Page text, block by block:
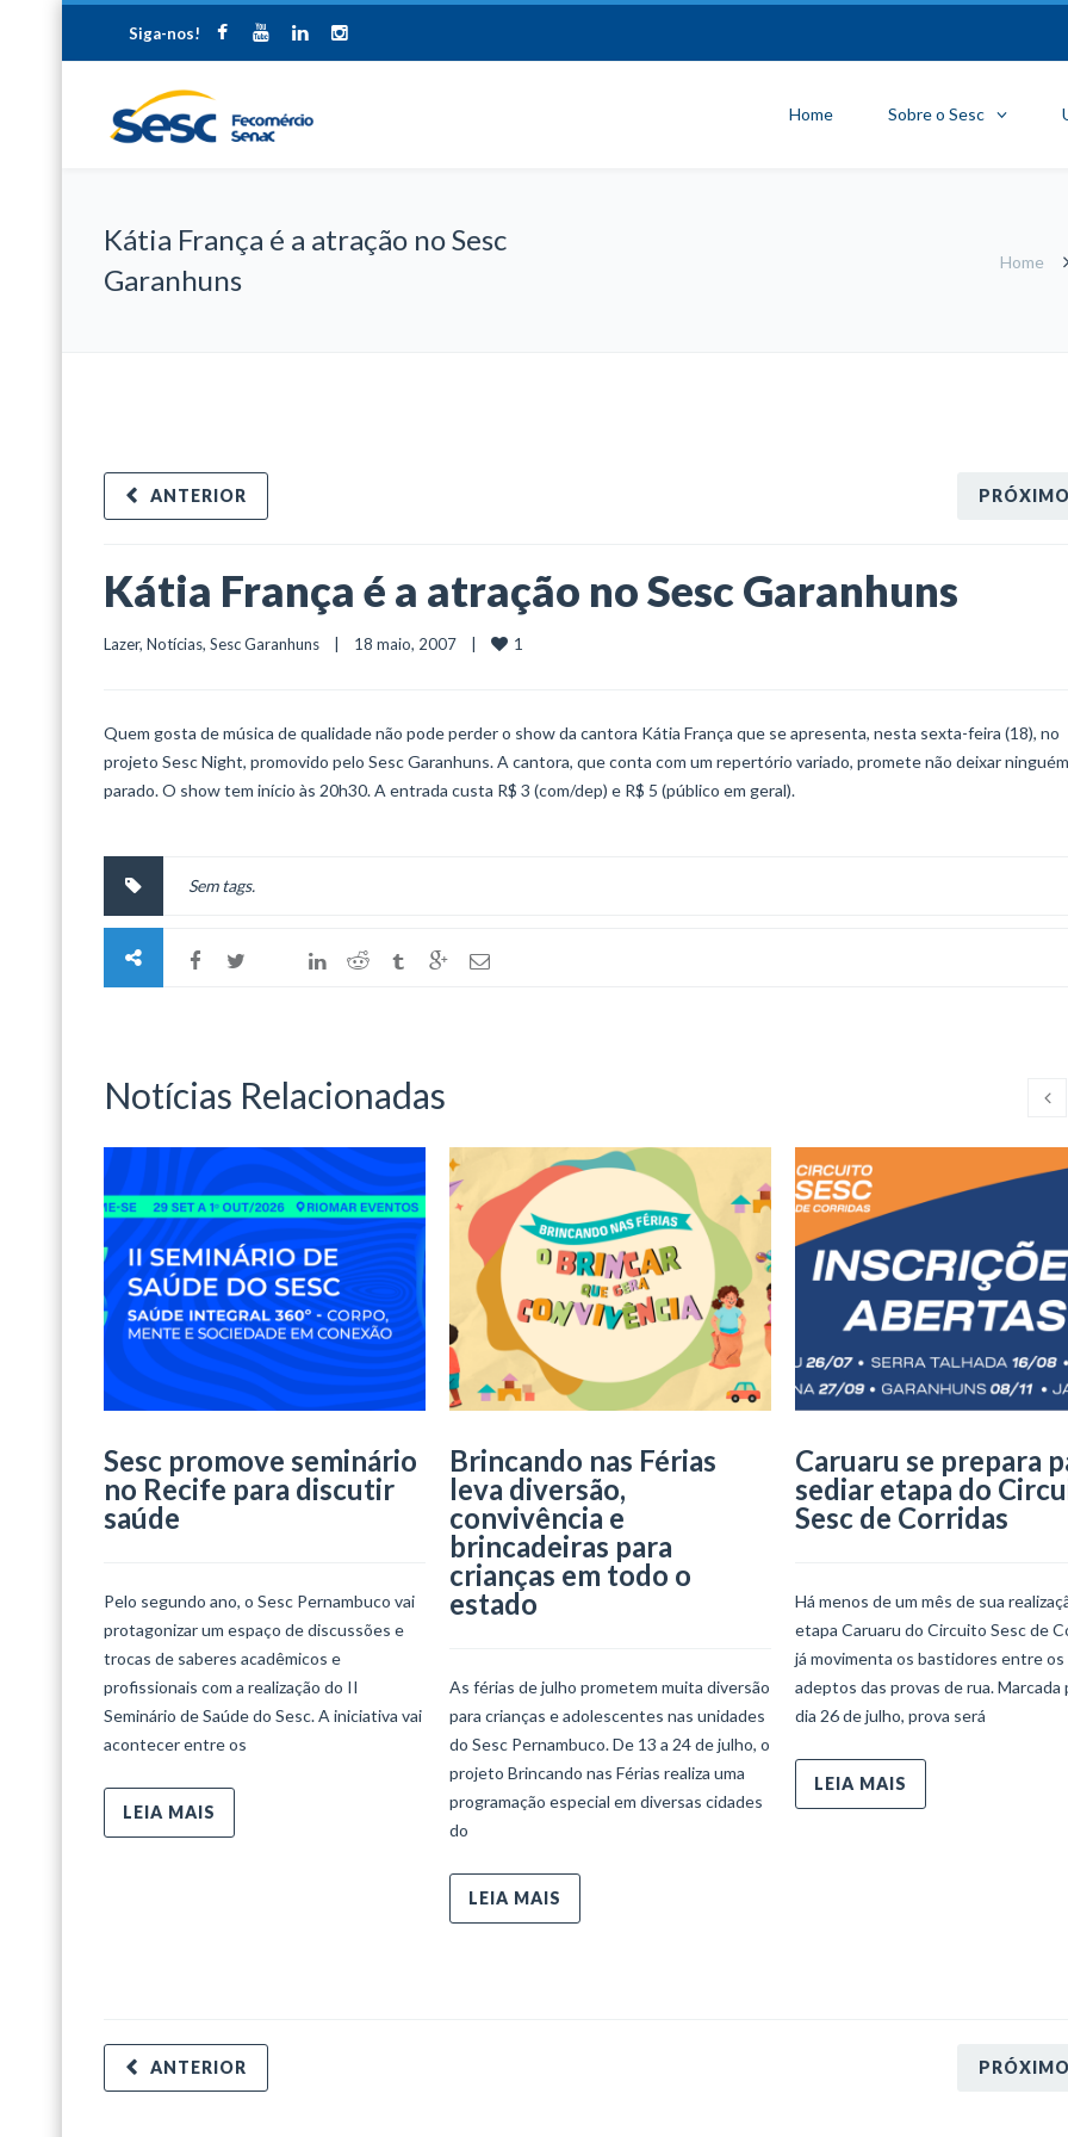
Siga-nos!
Home Sobre o Sesc
Kátia França é a atração no Sesc
Garanhuns
Home
PRÓXIMO
ANTERIOR
Kátia França é a atração no Sesc Garanhuns
Lazer, Notícias, Sesc Garanhuns
    |    18 maio, 2007    |
1
Quem gosta de música de qualidade não pode perder o show da cantora Kátia França que se apresenta, nesta sexta-feira (18), no
projeto Sesc Night, promovido pelo Sesc Garanhuns. A cantora, que conta com um repertório variado, promete não deixar ninguém
parado. O show tem início às 20h30. A entrada custa R$ 3 (com/dep) e R$ 5 (público em geral).
Sem tags.
Notícias Relacionadas
Sesc promove seminário
no Recife para discutir
saúde
Pelo segundo ano, o Sesc Pernambuco vai
protagonizar um espaço de discussões e
trocas de saberes acadêmicos e
profissionais com a realização do II
Seminário de Saúde do Sesc. A iniciativa vai
acontecer entre os
LEIA MAIS
Brincando nas Férias
leva diversão,
convivência e
brincadeiras para
crianças em todo o
estado
As férias de julho prometem muita diversão
para crianças e adolescentes nas unidades
do Sesc Pernambuco. De 13 a 24 de julho, o
projeto Brincando nas Férias realiza uma
programação especial em diversas cidades
do
LEIA MAIS
Caruaru se prepara
sediar etapa do
Sesc de Corridas
Há menos de um mês de sua
etapa Caruaru do Circuito Sesc de
já movimenta os bastidores entre os
adeptos das provas de rua. Marcada
dia 26 de julho, prova será
LEIA MAIS
PRÓXIMO
ANTERIOR